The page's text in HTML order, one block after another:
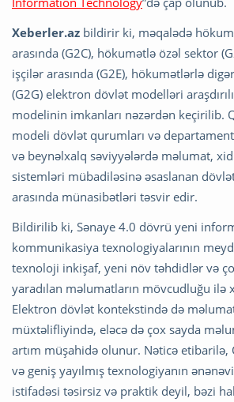
Xeberler.az bildirir ki, məqalədə
arasında (G2C), hökumətlə özəl sektor
işçilər arasında (G2E), hökumətlərlə
(G2G) elektron dövlət modelləri
modelinin imkanları nəzərdən keçirilib.
modeli dövlət qurumları və
və beynəlxalq səviyyələrdə məlumat,
sistemləri mübadiləsinə əsaslanan
arasında münasibətləri təsvir edir.
Bildirilib ki, Sənaye 4.0 dövrü yeni
kommunikasiya texnologiyalarının
texnoloji inkişaf, yeni növ təhdidlər və
yaradılan məlumatların mövcudluğu ilə
Elektron dövlət kontekstində də
müxtəlifliyində, eləcə də çox sayda
artım müşahidə olunur. Nəticə etibarilə,
və geniş yayılmış texnologiyanın
istifadəsi təsirsiz və praktik deyil, bəzi